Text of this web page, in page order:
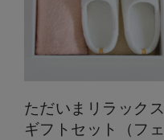
ただいまリラックス
ギフトセット（フェ